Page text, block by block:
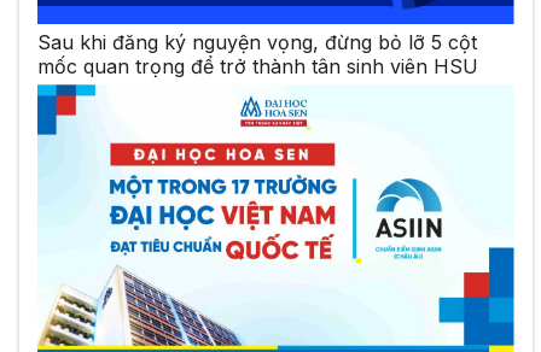
Sau khi đăng ký nguyện vọng, đừng bỏ lỡ 5 cột
mốc quan trọng để trở thành tân sinh viên HSU